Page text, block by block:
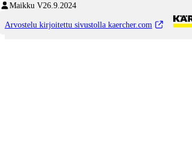
Maikku V26.9.2024
Arvostelu kirjoitettu sivustolla kaercher.com